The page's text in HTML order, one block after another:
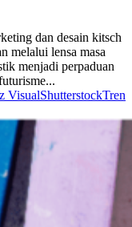
dan desain kitsch
melalui lensa masa
menjadi perpaduan
VisualShutterstockTren